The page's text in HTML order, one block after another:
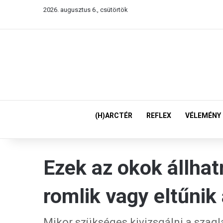
2026. augusztus 6., csütörtök
(H)ARCTÉR REFLEX VÉLEMÉNY
Ezek az okok
romlik vagy eltűnik